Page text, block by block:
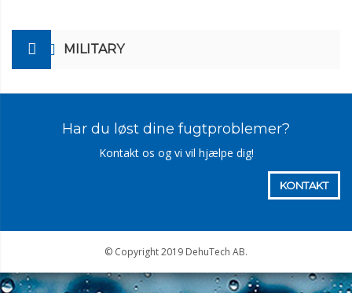
MILITARY
Har du løst dine fugtproblemer?
Kontakt os og vi vil hjælpe dig!
KONTAKT
© Copyright 2019 DehuTech AB.